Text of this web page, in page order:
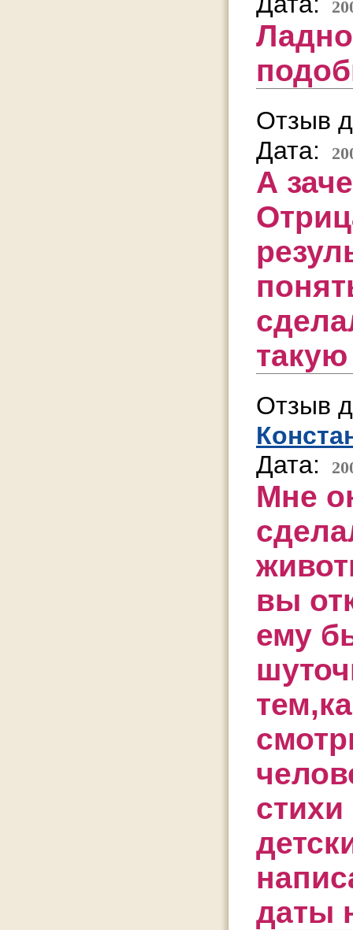
Отзыв
Дата:
А
Отзыв
Дата:
Мне
вы
ему
стихи
даты